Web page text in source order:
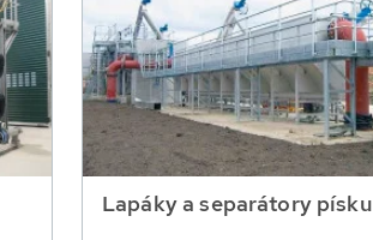
Lapáky a separátory písku